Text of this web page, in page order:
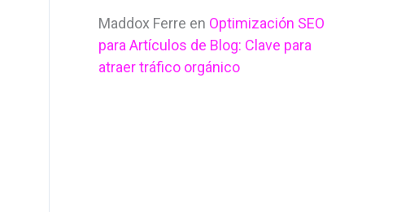
Maddox Ferre en Optimización SEO
para Artículos de Blog: Clave para
atraer tráfico orgánico